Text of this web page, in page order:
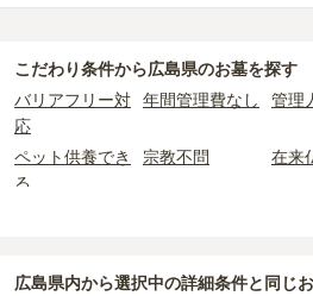
万円、納骨堂が約60万円、永代供養墓
2つが主な費用となります。
の一般墓の永代使用料の平均は
平均
です。いずれも区画の
樹木葬・納骨堂・永代供養墓は、基本
・開眼法要の費用 ：お墓を新しく建て
円 からお求めいただけます。
する「合祀墓（ごうしぼ）」と呼ばれ
比べて省スペースで管理の手間がかか
されています。
価格の目安は、1名あたり5万円〜30万
お墓を探すのがおすすめです。
こだわり条件から広島県のお墓を探す
バリアフリー対
応
年間管理費なし 管理
ペット供養でき
る
宗教不問 在来
樹木葬
納骨堂 永代
広島県内から選択中の詳細条件と同じ